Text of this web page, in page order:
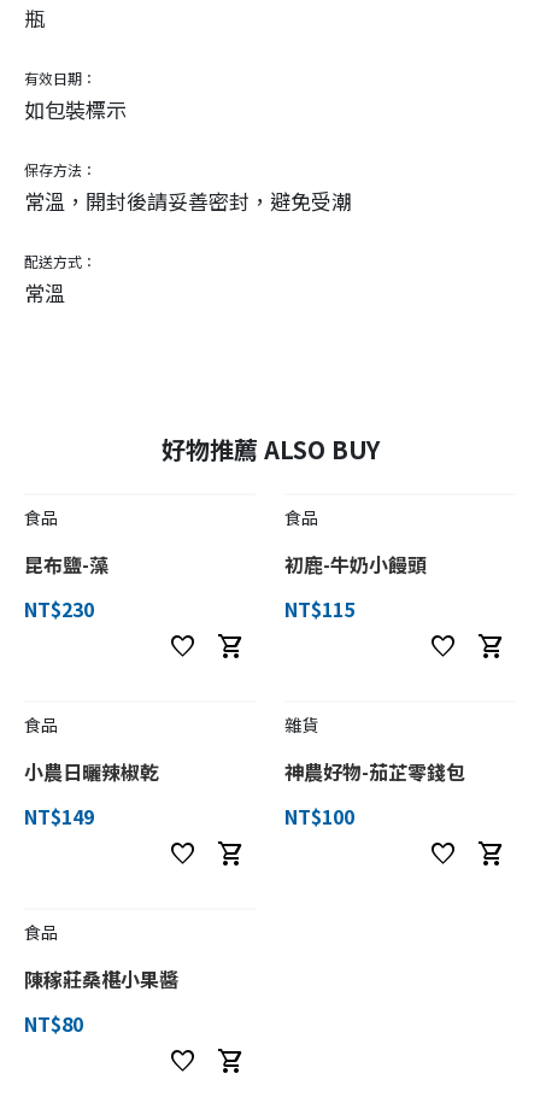
瓶
有效日期：
如包裝標示
保存方法：
常溫，開封後請妥善密封，避免受潮
配送方式：
常溫
好物推薦 ALSO BUY
食品
昆布鹽-藻
NT$230
favorite shopping_cart
食品
初鹿-牛奶小饅頭
NT$115
favorite shopping_cart
食品
小農日曬辣椒乾
NT$149
favorite shopping_cart
雜貨
神農好物-茄芷零錢包
NT$100
favorite shopping_cart
食品
陳稼莊桑椹小果醬
NT$80
favorite shopping_cart